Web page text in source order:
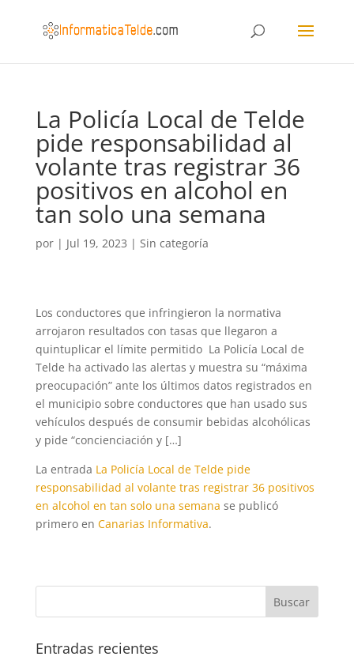
La Policía Local de Telde
pide responsabilidad al
volante tras registrar 36
positivos en alcohol en
tan solo una semana
por | Jul 19, 2023 | Sin categoría
Los conductores que infringieron la normativa
arrojaron resultados con tasas que llegaron a
quintuplicar el límite permitido La Policía Local de
Telde ha activado las alertas y muestra su “máxima
preocupación” ante los últimos datos registrados en
el municipio sobre conductores que han usado sus
vehículos después de consumir bebidas alcohólicas
y pide “concienciación y […]
La entrada La Policía Local de Telde pide
responsabilidad al volante tras registrar 36 positivos
en alcohol en tan solo una semana se publicó
primero en Canarias Informativa.
Entradas recientes